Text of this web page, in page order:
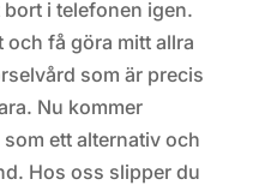
i telefonen igen.
och få göra mitt allra
som är precis
Nu kommer
ett alternativ och
Hos oss slipper du